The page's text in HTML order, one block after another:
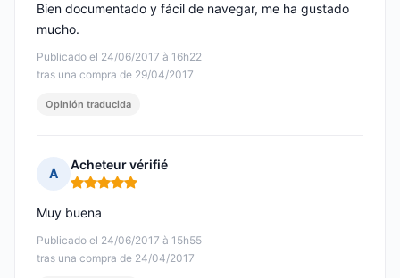
Publicado el 24/06/2017 à 16h22
tras una compra de 29/04/2017
Bien documentado y fácil de navegar, me ha gustado
mucho.
Opinión traducida
A
Acheteur vérifié
Nota: 5 de 5
Publicado el 24/06/2017 à 15h55
tras una compra de 24/04/2017
Muy buena